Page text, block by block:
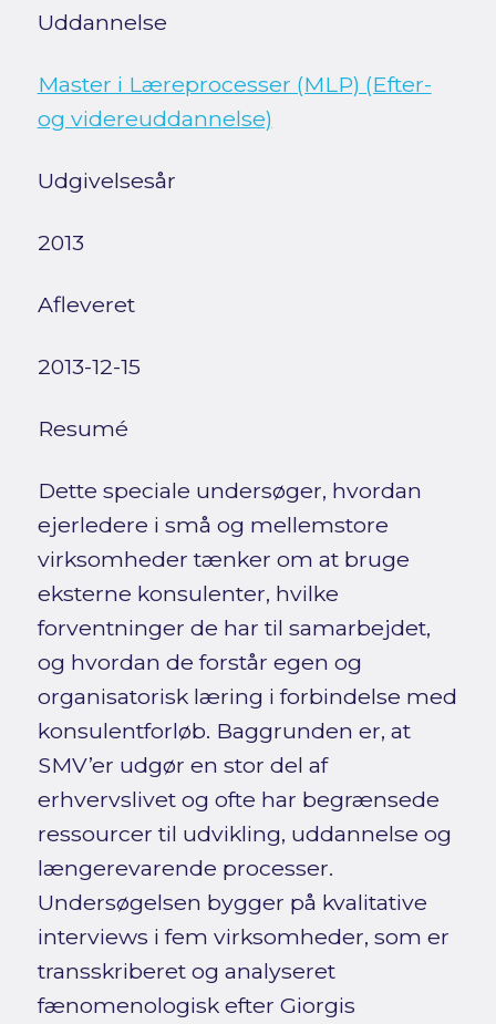
Uddannelse
Master i Læreprocesser (MLP) (Efter-
og videreuddannelse)
Udgivelsesår
2013
Afleveret
2013-12-15
Resumé
Dette speciale undersøger, hvordan
ejerledere i små og mellemstore
virksomheder tænker om at bruge
eksterne konsulenter, hvilke
forventninger de har til samarbejdet,
og hvordan de forstår egen og
organisatorisk læring i forbindelse med
konsulentforløb. Baggrunden er, at
SMV’er udgør en stor del af
erhvervslivet og ofte har begrænsede
ressourcer til udvikling, uddannelse og
længerevarende processer.
Undersøgelsen bygger på kvalitative
interviews i fem virksomheder, som er
transskriberet og analyseret
fænomenologisk efter Giorgis